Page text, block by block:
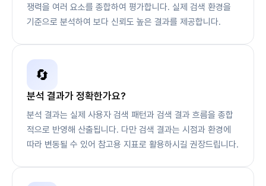
쟁력을 여러 요소를 종합하여 평가합니다. 실제 검색 환경을
기준으로 분석하여 보다 신뢰도 높은 결과를 제공합니다.
🔄
분석 결과가 정확한가요?
분석 결과는 실제 사용자 검색 패턴과 검색 결과 흐름을 종합
적으로 반영해 산출됩니다. 다만 검색 결과는 시점과 환경에
따라 변동될 수 있어 참고용 지표로 활용하시길 권장드립니다.